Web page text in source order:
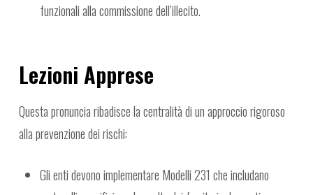
funzionali alla commissione dell’illecito.
Lezioni Apprese
Questa pronuncia ribadisce la centralità di un approccio rigoroso
alla prevenzione dei rischi:
Gli enti devono implementare Modelli 231 che includano